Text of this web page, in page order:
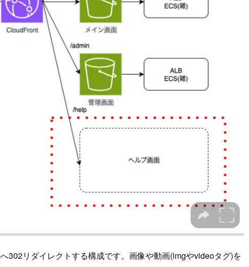
302リダイレクトする構成です。画像や動画(imgやvideoタグ)を